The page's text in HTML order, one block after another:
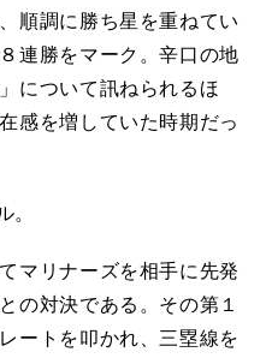
順調に勝ち星を重ねてい
連勝をマーク。辛口の地
について訊ねられるほ
感を増していた時期だっ
マリナーズを相手に先発
の対決である。その第１
ートを叩かれ、三塁線を